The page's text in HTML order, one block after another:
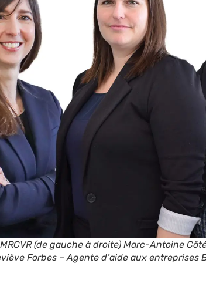
(de gauche à droite) Marc-Antoine
Forbes – Agente d’aide aux